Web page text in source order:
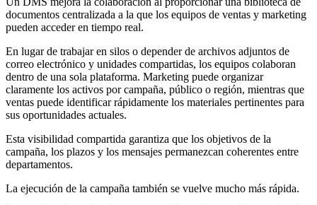
documentos centralizada a la que los equipos de ventas y marketing
pueden acceder en tiempo real.
En lugar de trabajar en silos o depender de archivos adjuntos de
correo electrónico y unidades compartidas, los equipos colaboran
dentro de una sola plataforma. Marketing puede organizar
claramente los activos por campaña, público o región, mientras que
ventas puede identificar rápidamente los materiales pertinentes para
sus oportunidades actuales.
Esta visibilidad compartida garantiza que los objetivos de la
campaña, los plazos y los mensajes permanezcan coherentes entre
departamentos.
La ejecución de la campaña también se vuelve mucho más rápida.